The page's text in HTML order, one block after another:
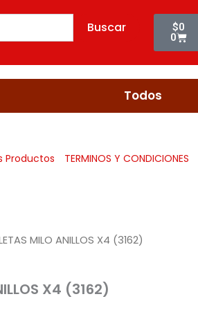
Buscar $0
0
Cart
Todos
Productos TERMINOS Y CONDICIONES
MILO ANILLOS X4 (3162)
X4 (3162)
(3162)
cantidad